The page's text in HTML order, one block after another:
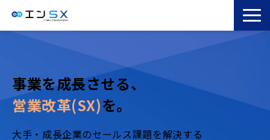
エンSXとは
サービス一覧
導入事例
お役立ちブログ
事業を成長させる、
営業改革(SX)を。
大手・成長企業のセールス課題を解決する